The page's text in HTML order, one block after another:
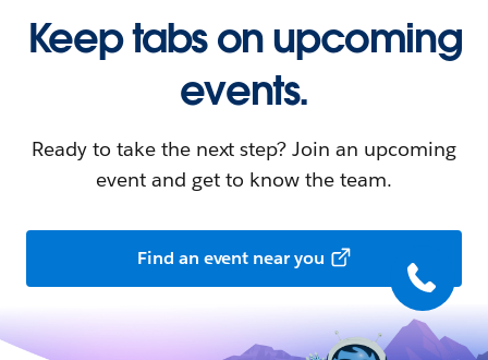
Keep tabs on upcoming
events.
Ready to take the next step? Join an upcoming
event and get to know the team.
Find an event near you